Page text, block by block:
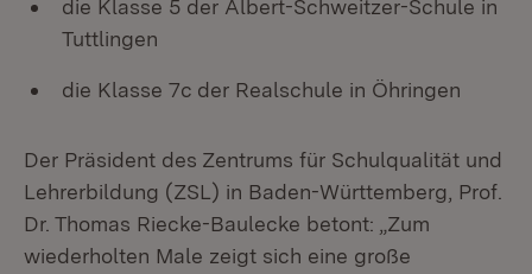
die Klasse 5 der Albert-Schweitzer-Schule in
Tuttlingen
die Klasse 7c der Realschule in Öhringen
Der Präsident des Zentrums für Schulqualität und
Lehrerbildung (ZSL) in Baden-Württemberg, Prof.
Dr. Thomas Riecke-Baulecke betont: „Zum
wiederholten Male zeigt sich eine große